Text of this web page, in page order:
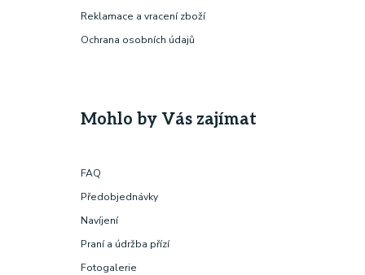
Reklamace a vracení zboží
Ochrana osobních údajů
Mohlo by Vás zajímat
FAQ
Předobjednávky
Navíjení
Praní a údržba přízí
Fotogalerie